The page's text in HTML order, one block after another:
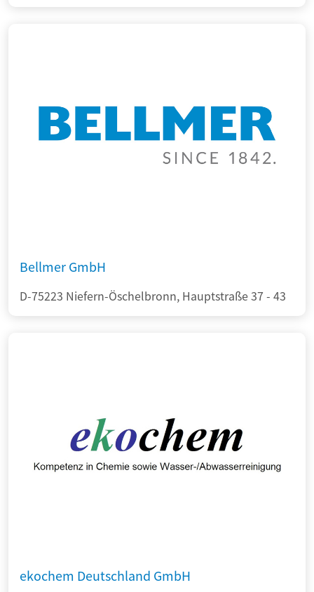
Bellmer GmbH
D-75223 Niefern-Öschelbronn, Hauptstraße 37 - 43
ekochem Deutschland GmbH